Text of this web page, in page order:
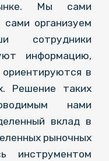
Мы сами
организуем
сотрудники
информацию,
в
Решение таких
нами
вклад в
рыночных
инструментом